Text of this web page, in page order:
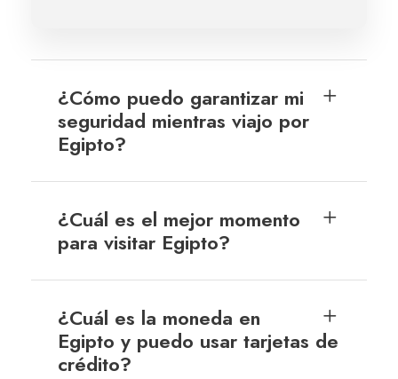
¿Cómo puedo garantizar mi
seguridad mientras viajo por
Egipto?
¿Cuál es el mejor momento
para visitar Egipto?
¿Cuál es la moneda en
Egipto y puedo usar tarjetas de
crédito?